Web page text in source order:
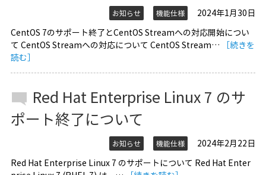
お知らせ 機能仕様
2024年1月30日
CentOS 7のサポート終了とCentOS Streamへの対応開始につい
て CentOS Streamへの対応について CentOS Stream…
［続きを
読む］
Red Hat Enterprise Linux 7 のサ
ポート終了について
お知らせ 機能仕様
2024年2月22日
Red Hat Enterprise Linux 7 のサポートについて Red Hat Enter